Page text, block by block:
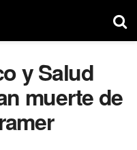
y Salud
muerte de